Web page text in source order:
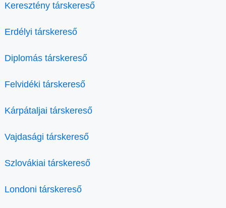
Keresztény társkereső
Erdélyi társkereső
Diplomás társkereső
Felvidéki társkereső
Kárpátaljai társkereső
Vajdasági társkereső
Szlovákiai társkereső
Londoni társkereső